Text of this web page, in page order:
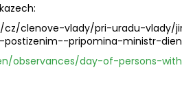
cz/clenove-vlady/pri-uradu-
pripomina-ministr-
observances/day-of-persons-